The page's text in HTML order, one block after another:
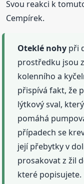
Svou reakci k
Cempírek.
Oteklé nohy při
prostředku jsou
kolenního a
přispívá fakt, že
lýtkový sval,
pomáhá
případech se
její přebytky v
prosakovat z žil
které popisujete.